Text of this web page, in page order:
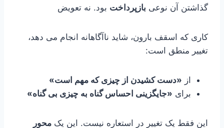
گذاشتن آن نوعی بازپرداخت بود. نه تعویض
کاری که اسقف بارون، شاید ناآگاهانه انجام می دهد،
تغییر منطق است:
از «دست کشیدن از چیزی که مهم است»
برای «جایگزینی احساس گناه به چیزی بی گناه»
این فقط یک تغییر در استعاره نیست. این یک محور